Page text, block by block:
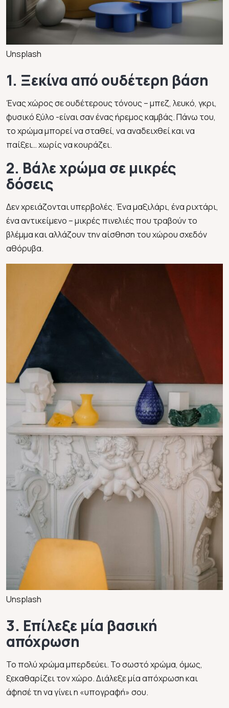
Unsplash
1. Ξεκίνα από ουδέτερη βάση
Ένας χώρος σε ουδέτερους τόνους – μπεζ, λευκό, γκρι,
φυσικό ξύλο -είναι σαν ένας ήρεμος καμβάς. Πάνω του,
το χρώμα μπορεί να σταθεί, να αναδειχθεί και να
παίξει… χωρίς να κουράζει.
2. Βάλε χρώμα σε μικρές
δόσεις
Δεν χρειάζονται υπερβολές. Ένα μαξιλάρι, ένα ριχτάρι,
ένα αντικείμενο – μικρές πινελιές που τραβούν το
βλέμμα και αλλάζουν την αίσθηση του χώρου σχεδόν
αθόρυβα.
Unsplash
3. Επίλεξε μία βασική
απόχρωση
Το πολύ χρώμα μπερδεύει. Το σωστό χρώμα, όμως,
ξεκαθαρίζει τον χώρο. Διάλεξε μία απόχρωση και
άφησέ τη να γίνει η «υπογραφή» σου.